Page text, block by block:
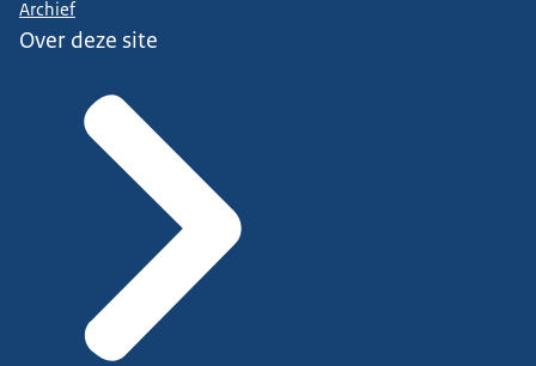
Archief
Over deze site